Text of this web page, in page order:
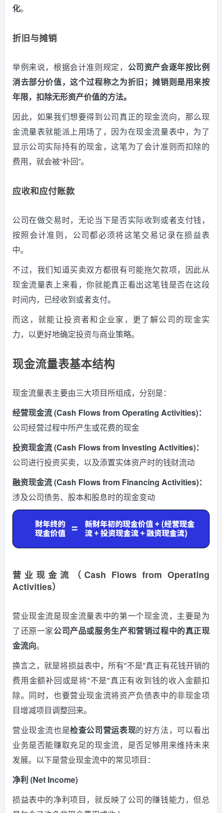
化。
折旧与摊销
举例来说，根据会计准则规定， 公司资产会逐年按比例
消去部分价值，这个过程称之为折旧；摊销则是用来按
年限，扣除无形资产价值的方法。
因此，如果我们想要得到公司真正的现金流向，那么现
金流量表就能派上用场了，因为在现金流量表中，为了
显示公司实际持有的现金，这笔为了会计准则而扣除的
费用，就会被“补回”。
应收和应付账款
公司在做交易时，无论当下是否实际收到或者支付钱，
按照会计准则，公司都必须将这笔交易记录在损益表
中。
不过，我们知道买卖双方都很有可能拖欠款项，因此从
现金流量表上来看，你就能真正看出这笔钱是否在这段
时间内，已经收到或者支付。
而这，就能让投资者和企业家，更了解公司的现金实
力，以更好地确定投资与商业策略。
现金流量表基本结构
现金流量表主要由三大项目所组成，分别是：
经营现金流 (Cash Flows from Operating Activities)：
公司经营过程中所产生或花费的现金
投资现金流 (Cash Flows from Investing Activities)：
公司进行投资买卖，以及添置实体资产时的钱财流动
融资现金流 (Cash Flows from Financing Activities)：
涉及公司债务、股本和股息时的现金变动
营业现金流
（Cash Flows from Operating
Activities）
营业现金流是现金流量表中的第一个现金流，主要是为
了还原一家公司产品或服务生产和营销过程中的真正现
金流向。
换言之，就是将损益表中，所有"不是"真正有花钱开销的
费用金额补回或是将"不是"真正有收到钱的收入金额扣
除。同时，也要营业现金流将资产负债表中的非现金项
目增减项目调整回来。
营业现金流也是检查公司营运表现的好方法，可以看出
业务是否能赚取充足的现金流，是否足够用来维持未来
发展。以下是营业现金流中的常见项目：
净利 (Net Income)
损益表中的净利项目，就反映了公司的赚钱能力，但总